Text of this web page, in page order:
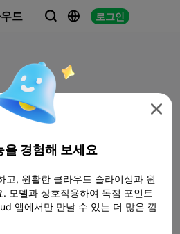
드   로그인

을 경험해 보세요
고, 원활한 클라우드 슬라이싱과 원
모델과 상호작용하여 독점 포인트
앱에서만 만날 수 있는 더 많은 깜